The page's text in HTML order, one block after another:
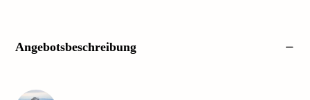
Angebotsbeschreibung